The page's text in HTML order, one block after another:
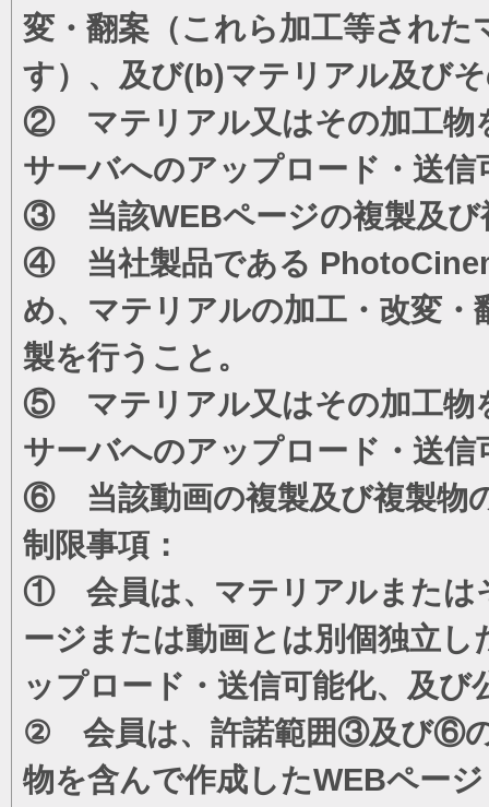
変・翻案（これら加工等され
す）、及び(b)マテリアル及び
② マテリアル又はその加工物
サーバへのアップロード・送信
③ 当該WEBページの複製及び
④ 当社製品である
め、マテリアルの加工・改変
製を行うこと。
⑤ マテリアル又はその加工物
サーバへのアップロード・送信
⑥ 当該動画の複製及び複製物
制限事項：
① 会員は、マテリアルまたは
ージまたは動画とは別個独立
ップロード・送信可能化、及
② 会員は、許諾範囲③及び⑥の
物を含んで作成したWEBペー